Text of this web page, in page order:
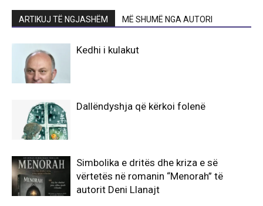
ARTIKUJ TË NGJASHËM MË SHUMË NGA AUTORI
Kedhi i kulakut
Dallëndyshja që kërkoi folenë
Simbolika e dritës dhe kriza e së
vërtetës në romanin “Menorah” të
autorit Deni Llanajt